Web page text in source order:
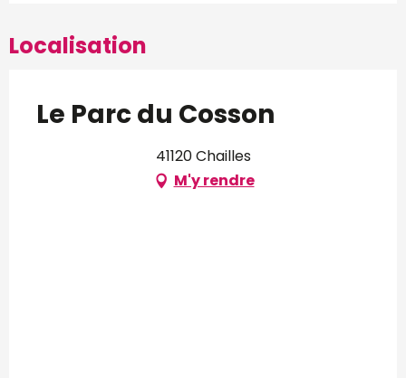
Localisation
Le Parc du Cosson
41120 Chailles
M'y rendre